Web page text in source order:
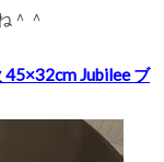
＾＾
45×32cm Jubilee ブ